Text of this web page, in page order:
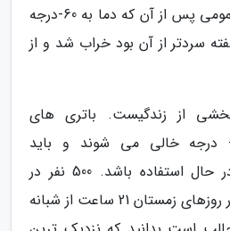
گزارش شد که دماسنج عمومی پس از آن که دما به 60-درجه
سردتر از آن بود خراب شد و از
از زندگیست. باتری های
در دمای 50- درجه خالی می شوند و باید
خودروهایشان همیشه در حال استفاده باشد. 500 نفر در
شهر زندگی می نمایند. در روزهای زمستان 21 ساعت از شبانه